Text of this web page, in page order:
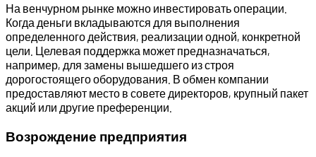
На венчурном рынке можно инвестировать операции.
Когда деньги вкладываются для выполнения
определенного действия, реализации одной, конкретной
цели. Целевая поддержка может предназначаться,
например, для замены вышедшего из строя
дорогостоящего оборудования. В обмен компании
предоставляют место в совете директоров, крупный пакет
акций или другие преференции.
Возрождение предприятия